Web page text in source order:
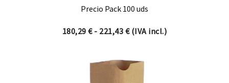
Precio Pack 100 uds
180,29€ - 221,43 €Rango de precios: desde
(IVA incl.)